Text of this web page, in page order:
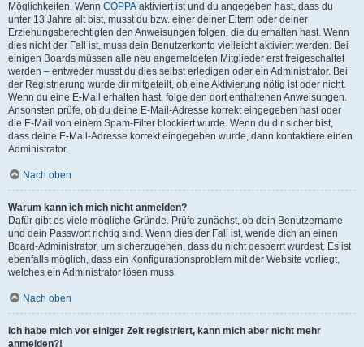
Möglichkeiten. Wenn COPPA aktiviert ist und du angegeben hast, dass du
unter 13 Jahre alt bist, musst du bzw. einer deiner Eltern oder deiner
Erziehungsberechtigten den Anweisungen folgen, die du erhalten hast. Wenn
dies nicht der Fall ist, muss dein Benutzerkonto vielleicht aktiviert werden. Bei
einigen Boards müssen alle neu angemeldeten Mitglieder erst freigeschaltet
werden – entweder musst du dies selbst erledigen oder ein Administrator. Bei
der Registrierung wurde dir mitgeteilt, ob eine Aktivierung nötig ist oder nicht.
Wenn du eine E-Mail erhalten hast, folge den dort enthaltenen Anweisungen.
Ansonsten prüfe, ob du deine E-Mail-Adresse korrekt eingegeben hast oder
die E-Mail von einem Spam-Filter blockiert wurde. Wenn du dir sicher bist,
dass deine E-Mail-Adresse korrekt eingegeben wurde, dann kontaktiere einen
Administrator.
Nach oben
Warum kann ich mich nicht anmelden?
Dafür gibt es viele mögliche Gründe. Prüfe zunächst, ob dein Benutzername
und dein Passwort richtig sind. Wenn dies der Fall ist, wende dich an einen
Board-Administrator, um sicherzugehen, dass du nicht gesperrt wurdest. Es ist
ebenfalls möglich, dass ein Konfigurationsproblem mit der Website vorliegt,
welches ein Administrator lösen muss.
Nach oben
Ich habe mich vor einiger Zeit registriert, kann mich aber nicht mehr
anmelden?!